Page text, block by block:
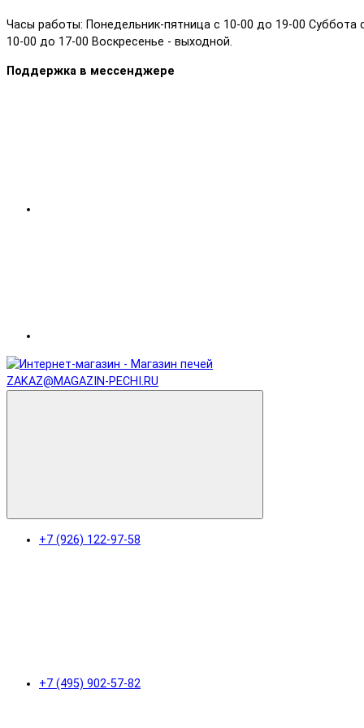
Часы работы: Понедельник-пятница с 10-00 до 19-00 Суббота
10-00 до 17-00 Воскресенье - выходной.
Поддержка в мессенджере
ZAKAZ@MAGAZIN-PECHI.RU
+7 (926) 122-97-58
+7 (495) 902-57-82